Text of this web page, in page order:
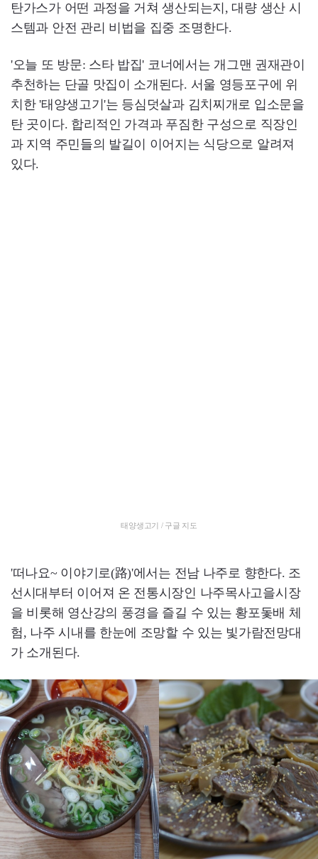
탄가스가 어떤 과정을 거쳐 생산되는지, 대량 생산 시
스템과 안전 관리 비법을 집중 조명한다.
'오늘 또 방문: 스타 밥집' 코너에서는 개그맨 권재관이
추천하는 단골 맛집이 소개된다. 서울 영등포구에 위
치한 '태양생고기'는 등심덧살과 김치찌개로 입소문을
탄 곳이다. 합리적인 가격과 푸짐한 구성으로 직장인
과 지역 주민들의 발길이 이어지는 식당으로 알려져
있다.
태양생고기 / 구글 지도
'떠나요~ 이야기로(路)'에서는 전남 나주로 향한다. 조
선시대부터 이어져 온 전통시장인 나주목사고을시장
을 비롯해 영산강의 풍경을 즐길 수 있는 황포돛배 체
험, 나주 시내를 한눈에 조망할 수 있는 빛가람전망대
가 소개된다.